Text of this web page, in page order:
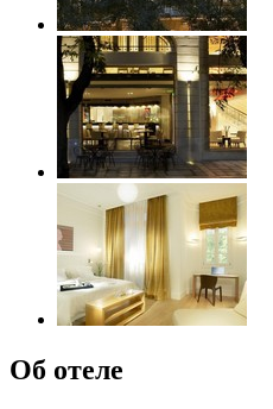
Об отеле